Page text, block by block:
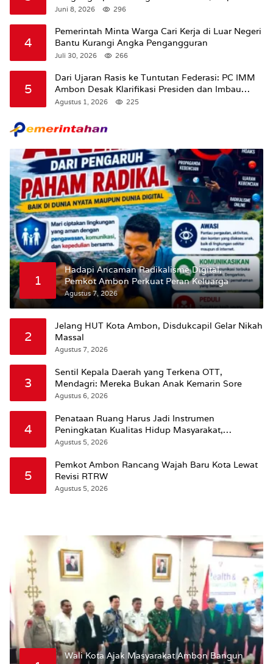
Kasus ke Komisi III DPR RI
Juni 8, 2026 296
4
Pemerintah Minta Warga Cari Kerja di Luar Negeri
Bantu Kurangi Angka Pengangguran
Juli 30, 2026 266
5
Dari Ujaran Rasis ke Tuntutan Federasi: PC IMM
Ambon Desak Klarifikasi Presiden dan Imbau
Tunda Pengibaran Bendera Merah Putih Di
Agustus 1, 2026 225
1
Hadapi Ancaman Radikalisme Digital,
Pemkot Ambon Perkuat Peran Keluarga
Agustus 7, 2026
2
Jelang HUT Kota Ambon, Disdukcapil Gelar Nikah
Massal
Agustus 7, 2026
3
Sentil Kepala Daerah yang Terkena OTT,
Mendagri: Mereka Bukan Anak Kemarin Sore
Agustus 6, 2026
4
Penataan Ruang Harus Jadi Instrumen
Peningkatan Kualitas Hidup Masyarakat,
Wattimena: Revisi RT-RW Ditetapkan Pemkot
Agustus 5, 2026
5
Pemkot Ambon Rancang Wajah Baru Kota Lewat
Revisi RTRW
Agustus 5, 2026
Wali Kota Ajak Masyarakat Ambon Bangun